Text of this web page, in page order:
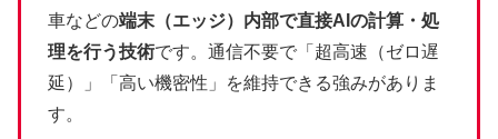
車などの端末（エッジ）内部で直接AIの計算・処
理を行う技術です。通信不要で「超高速（ゼロ遅
延）」「高い機密性」を維持できる強みがありま
す。